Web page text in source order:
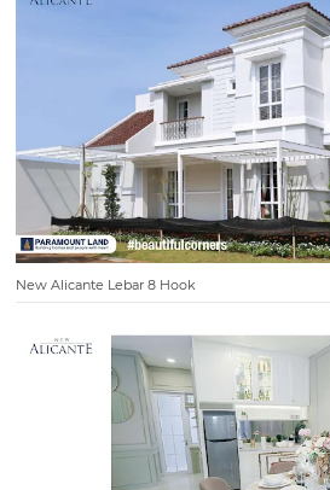
New Alicante Lebar 8 Hook